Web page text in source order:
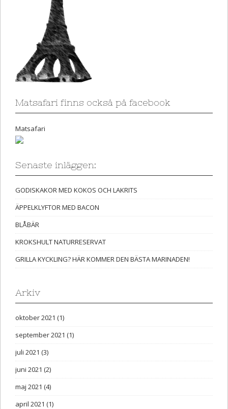
Matsafari finns också på facebook
Matsafari
Senaste inläggen:
GODISKAKOR MED KOKOS OCH LAKRITS
ÄPPELKLYFTOR MED BACON
BLÅBÄR
KROKSHULT NATURRESERVAT
GRILLA KYCKLING? HÄR KOMMER DEN BÄSTA MARINADEN!
Arkiv
oktober 2021 (1)
september 2021 (1)
juli 2021 (3)
juni 2021 (2)
maj 2021 (4)
april 2021 (1)